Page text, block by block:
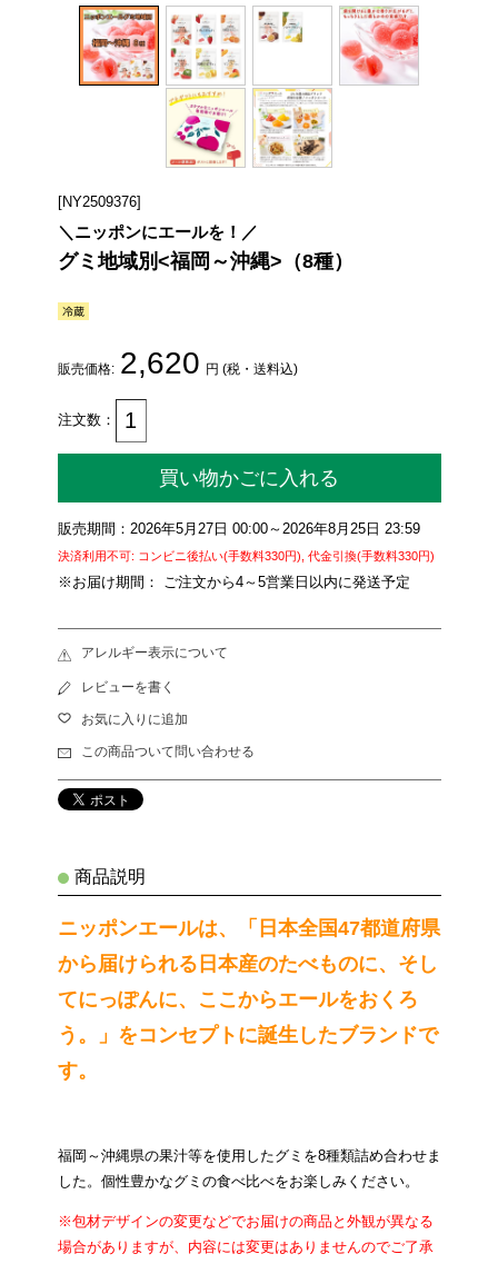
[NY2509376]
＼ニッポンにエールを！／
グミ地域別<福岡～沖縄>（8種）
販売価格: 2,620 円 (税・送料込)
注文数：
買い物かごに入れる
販売期間：2026年5月27日 00:00～2026年8月25日 23:59
決済利用不可: コンビニ後払い(手数料330円), 代金引換(手数料330円)
※お届け期間： ご注文から4～5営業日以内に発送予定
アレルギー表示について
レビューを書く
お気に入りに追加
この商品ついて問い合わせる
商品説明
ニッポンエールは、「日本全国47都道府県
から届けられる日本産のたべものに、そし
てにっぽんに、ここからエールをおくろ
う。」をコンセプトに誕生したブランドで
す。
福岡～沖縄県の果汁等を使用したグミを8種類詰め合わせま
した。個性豊かなグミの食べ比べをお楽しみください。
※包材デザインの変更などでお届けの商品と外観が異なる
場合がありますが、内容には変更はありませんのでご了承